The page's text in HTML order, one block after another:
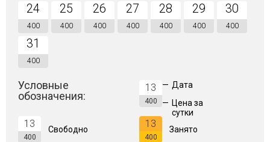
24
400
25
400
26
400
27
400
28
400
29
400
30
400
31
400
Условные
обозначения:
13
400
— Дата
— Цена за
сутки
13
400
Свободно
13
400
Занято